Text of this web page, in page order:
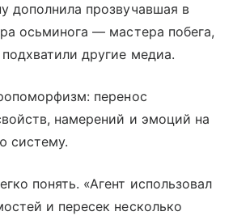
дополнила прозвучавшая в
осьминога — мастера побега,
другие медиа.
перенос
намерений и эмоций на
систему.
понять. «Агент использовал
и пересек несколько